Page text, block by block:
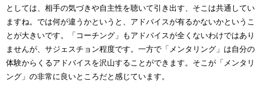
としては、相手の気づきや自主性を聴いて引き出す、そこは共通してい
ますね。では何が違うかというと、アドバイスが有るかないかというこ
とが大きいです。「コーチング」もアドバイスが全くないわけではあり
ませんが、サジェスチョン程度です。一方で「メンタリング」は自分の
体験からくるアドバイスを沢山することができます。そこが「メンタリ
ング」の非常に良いところだと感じています。